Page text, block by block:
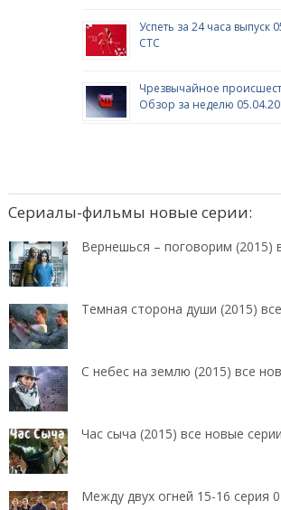
Успеть за 24 часа выпуск
СТС
Чрезвычайное
Обзор за неделю
Сериалы-фильмы новые серии:
Вернешься – поговорим (2015)
Темная сторона души (2015)
С небес на землю (2015) все
Час сыча (2015) все новые серии
Между двух огней 15-16 серия